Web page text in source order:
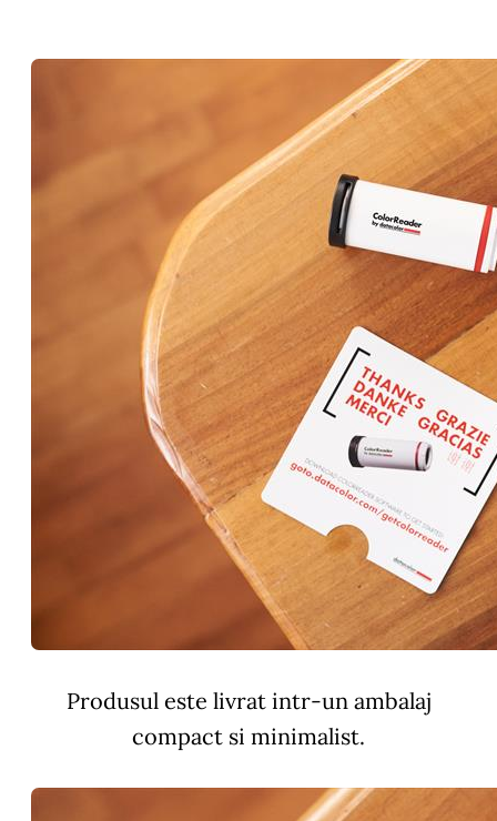
Produsul este livrat intr-un ambalaj
compact si minimalist.